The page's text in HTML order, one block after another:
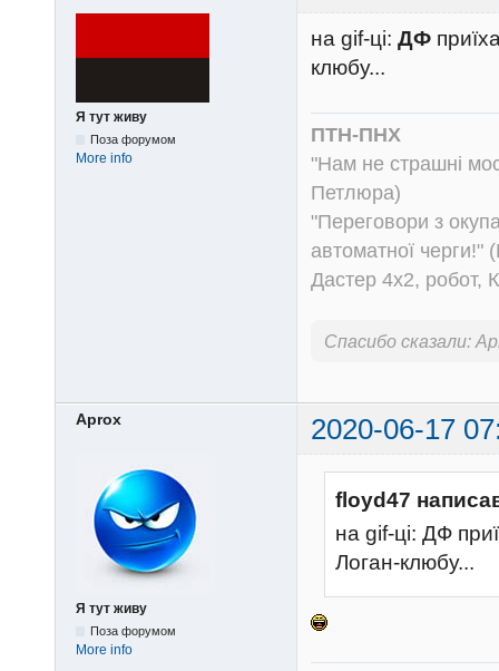
Я тут живу
Поза форумом
More info
на gif-ці: ДФ
клюбу...
ПТН-ПНХ
"Нам не страшні
Петлюра)
"Переговори з
автоматної черги!"
Дастер 4х2, робот,
Спасибо сказали:
Aprox 2020-06-17
Я тут живу
Поза форумом
More info
floyd47
на gif-ці: ДФ
Логан-клюбу...